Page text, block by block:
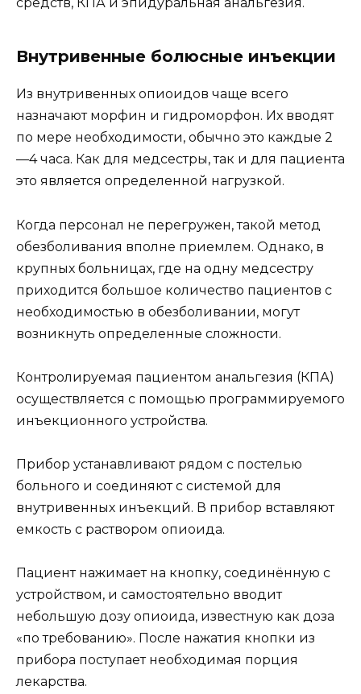
средств, КПА и эпидуральная анальгезия.
Внутривенные болюсные инъекции
Из внутривенных опиоидов чаще всего
назначают морфин и гидроморфон. Их вводят
по мере необходимости, обычно это каждые 2
—4 часа. Как для медсестры, так и для пациента
это является определенной нагрузкой.
Когда персонал не перегружен, такой метод
обезболивания вполне приемлем. Однако, в
крупных больницах, где на одну медсестру
приходится большое количество пациентов с
необходимостью в обезболивании, могут
возникнуть определенные сложности.
Контролируемая пациентом анальгезия (КПА)
осуществляется с помощью программируемого
инъекционного устройства.
Прибор устанавливают рядом с постелью
больного и соединяют с системой для
внутривенных инъекций. В прибор вставляют
емкость с раствором опиоида.
Пациент нажимает на кнопку, соединённую с
устройством, и самостоятельно вводит
небольшую дозу опиоида, известную как доза
«по требованию». После нажатия кнопки из
прибора поступает необходимая порция
лекарства.